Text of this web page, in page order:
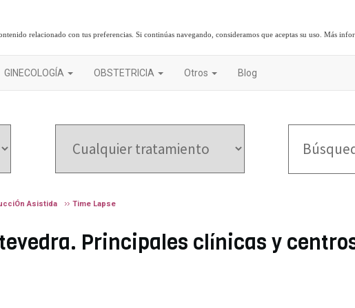
relacionado con tus preferencias. Si continúas navegando, consideramos que aceptas su uso.Más
GINECOLOGÍA OBSTETRICIA Otros Blog
Asistida Time Lapse
Principales clínicas y